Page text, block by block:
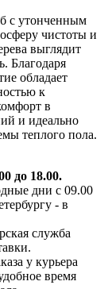
с утонченным
чистоты и
выглядит
Благодаря
обладает
к
в
и идеально
теплого пола.
до 18.00.
дни с 09.00
- в
служба
у курьера
время